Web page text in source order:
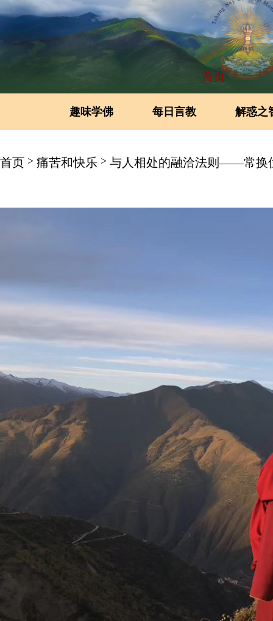
首页
趣味学佛 每日言教 解惑之
首页 > 痛苦和快乐 > 与人相处的融洽法则——常换